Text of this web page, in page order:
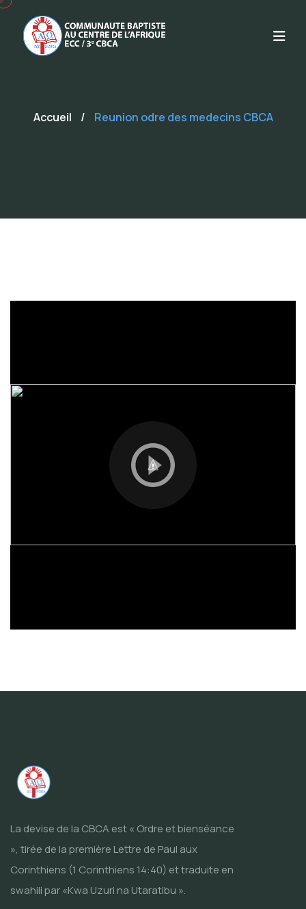
Accueil / Reunion odre des medecins CBCA
La devise de la CBCA est « Ordre et bienséance
», tirée de la première Lettre de Paul aux
Corinthiens (1 Corinthiens 14:40) et traduite en
swahili par «Kwa Uzuri na Utaratibu ».